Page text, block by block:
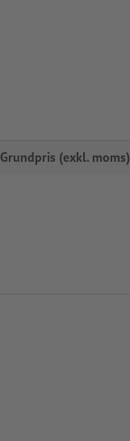
Grundpris (exkl. moms)